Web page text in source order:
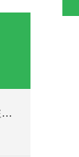
液压粉末制样机的操作流程和注意事项说明